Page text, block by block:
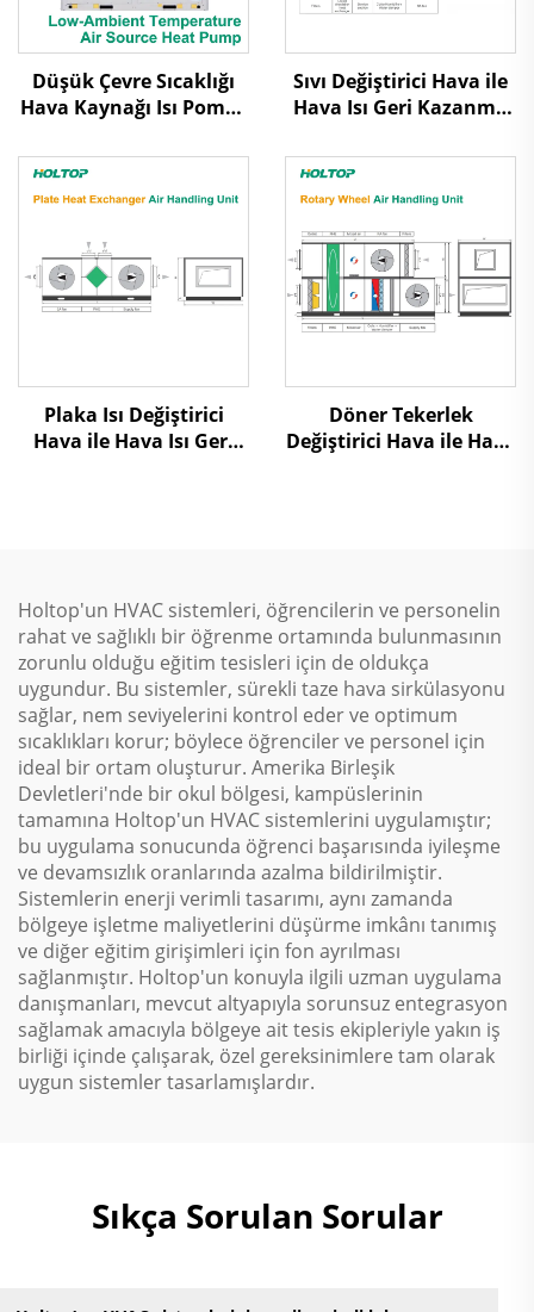
Düşük Çevre Sıcaklığı
Hava Kaynağı Isı Pompe
Makrolu Soğutıcı
Sıvı Değiştirici Hava ile
Hava Isı Geri Kazanma
Plaka Isı Değiştirici
Hava ile Hava Isı Geri
Döner Tekerlek
Değiştirici Hava ile Hava
Holtop'un HVAC sistemleri, öğrencilerin ve personelin
rahat ve sağlıklı bir öğrenme ortamında bulunmasının
zorunlu olduğu eğitim tesisleri için de oldukça
uygundur. Bu sistemler, sürekli taze hava sirkülasyonu
sağlar, nem seviyelerini kontrol eder ve optimum
sıcaklıkları korur; böylece öğrenciler ve personel için
ideal bir ortam oluşturur. Amerika Birleşik
Devletleri'nde bir okul bölgesi, kampüslerinin
tamamına Holtop'un HVAC sistemlerini uygulamıştır;
bu uygulama sonucunda öğrenci başarısında iyileşme
ve devamsızlık oranlarında azalma bildirilmiştir.
Sistemlerin enerji verimli tasarımı, aynı zamanda
bölgeye işletme maliyetlerini düşürme imkânı tanımış
ve diğer eğitim girişimleri için fon ayrılması
sağlanmıştır. Holtop'un konuyla ilgili uzman uygulama
danışmanları, mevcut altyapıyla sorunsuz entegrasyon
sağlamak amacıyla bölgeye ait tesis ekipleriyle yakın iş
birliği içinde çalışarak, özel gereksinimlere tam olarak
uygun sistemler tasarlamışlardır.
Sıkça Sorulan Sorular